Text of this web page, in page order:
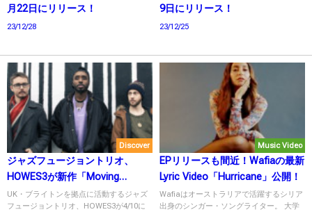
月22日にリリース！
23/12/28
9日にリリース！
23/12/25
Discover
ジャズフュージョントリオ、
HOWES3が新作「Moving
Forward」をリリース！
UK・ブライトンを拠点に活動するジャズ
フュージョントリオ、HOWES3が4/10に
Music Video
EPリリースも間近！Wafiaの最新
Lyric Video「Hurricane」公開！
Wafiaはオーストラリアで活躍するシリア
出身のシンガー・ソングライター。 大学